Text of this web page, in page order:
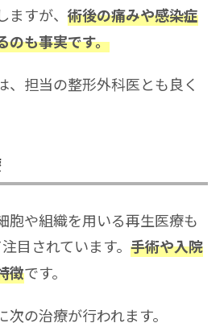
すが、 術後の痛みや感染症
のも事実です。
、担当の整形外科医とも良く
胞や組織を用いる再生医療も
目されています。 手術や入院
徴です。
の治療が行われます。